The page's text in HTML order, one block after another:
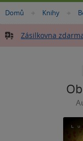
Nacházíte
zde:
Domů »
Knihy »
Zásilkovna